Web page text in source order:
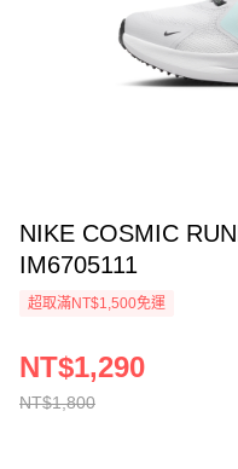
NIKE COSMIC
IM6705111
超取滿NT$1,500免運
NT$1,800
NT$1,290